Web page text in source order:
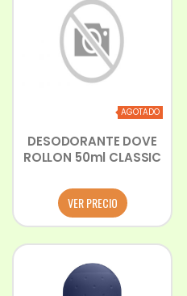
AGOTADO
DESODORANTE DOVE
ROLLON 50ml CLASSIC
VER PRECIO